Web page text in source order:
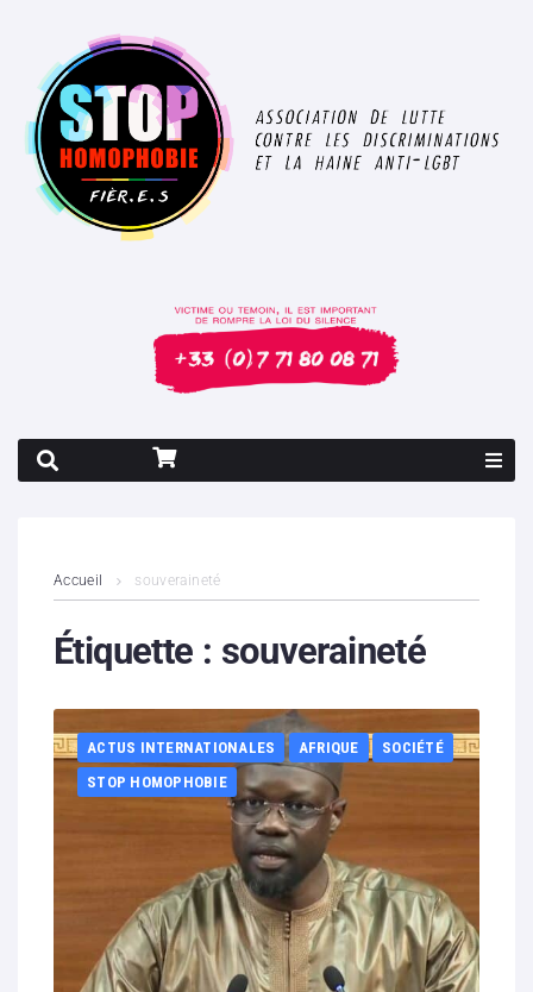
Contenus litigieux
Boutique
Hébergement solidaire
Accueil souveraineté
Étiquette : souveraineté
ACTUS INTERNATIONALES AFRIQUE
SOCIÉTÉ
STOP HOMOPHOBIE